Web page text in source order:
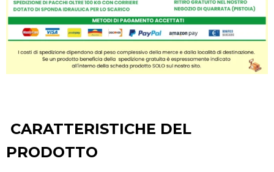
CARATTERISTICHE DEL
PRODOTTO